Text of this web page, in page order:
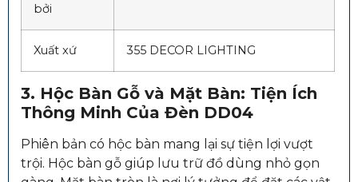
bởi
Xuất xứ 355 DECOR LIGHTING
3. Hộc Bàn Gỗ và Mặt Bàn: Tiện Ích
Thông Minh Của Đèn DD04
Phiên bản có hộc bàn mang lại sự tiện lợi vượt
trội. Hộc bàn gỗ giúp lưu trữ đồ dùng nhỏ gọn